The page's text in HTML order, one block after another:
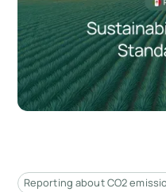
Reporting about CO2